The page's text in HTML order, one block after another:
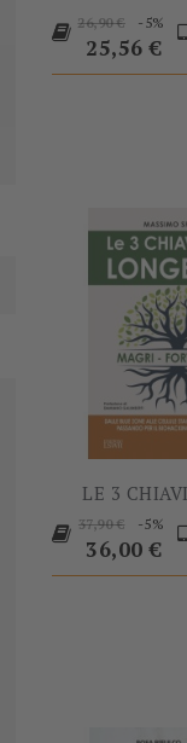
Prezzo
base
26,90 € -5%
25,56 €
LE 3
Prezzo
base
37,90 € -5%
36,00 €